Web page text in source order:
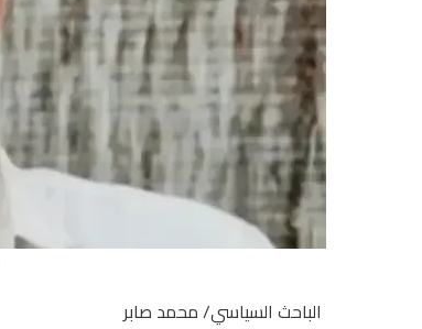
الباحث السياسي/ محمد صابر